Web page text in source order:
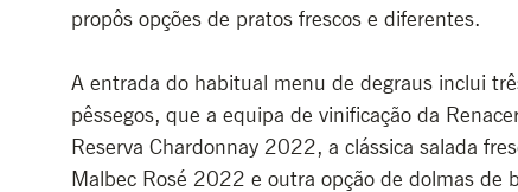
propôs opções de pratos frescos e diferentes.
A entrada do habitual menu de degraus inclui
pêssegos, que a equipa de vinificação da
Reserva Chardonnay 2022, a clássica salada
Malbec Rosé 2022 e outra opção de dolmas de